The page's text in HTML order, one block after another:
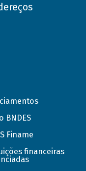
BNDES
Finame
financeiras